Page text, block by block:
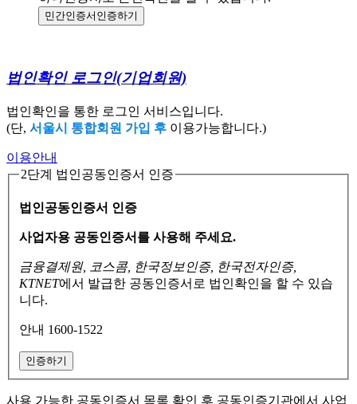
민간인증서 인증하기
법인확인 로그인(기업회원)
법인확인을 통한 로그인 서비스입니다.
(단, 서울시 통합회원 가입 후 이용가능합니다.)
이용안내
2단계 법인공동인증서 인증
법인공동인증서 인증
사업자용 공동인증서를 사용해 주세요.
금융결제원, 코스콤, 한국정보인증, 한국전자인증,
KTNET에서 발급한 공동인증서로 법인확인을 할 수 있습
니다.
안내 1600-1522
인증하기
사용 가능한 공동인증서 목록 확인 후 공동인증기관에서 사업